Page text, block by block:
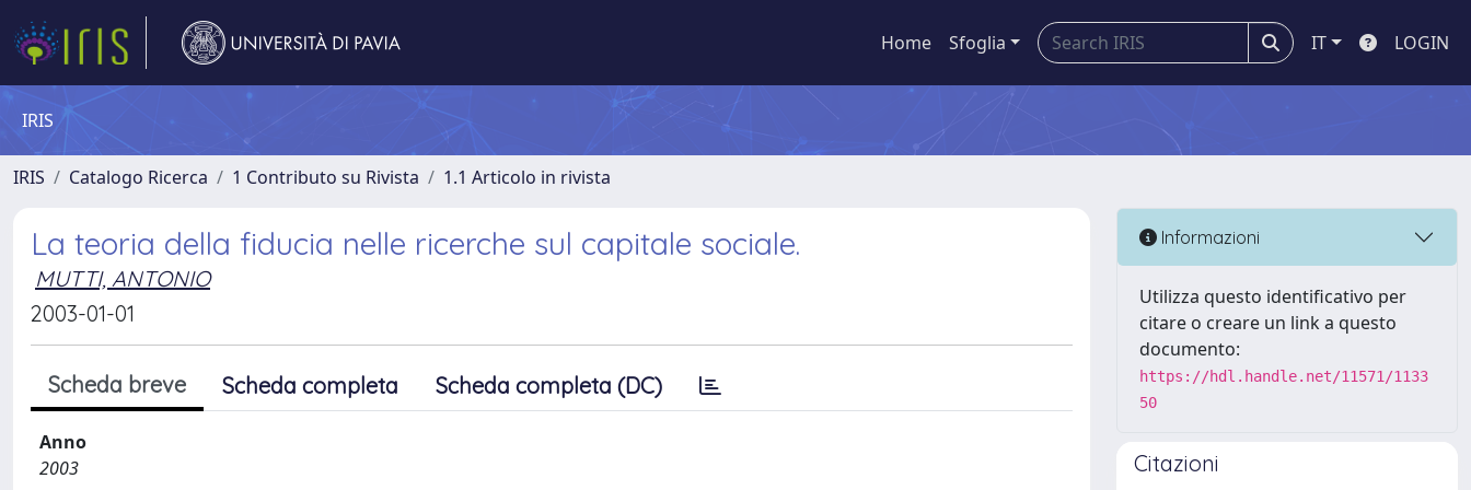
Home Sfoglia IT LOGIN
IRIS
IRIS Catalogo Ricerca 1 Contributo su Rivista 1.1 Articolo in rivista
La teoria della fiducia nelle ricerche sul capitale sociale.
MUTTI, ANTONIO
2003-01-01
Scheda breve Scheda completa Scheda completa (DC)
Anno
2003
Informazioni
Utilizza questo identificativo per
citare o creare un link a questo
documento:
https://hdl.handle.net/11571/1133
50
Citazioni